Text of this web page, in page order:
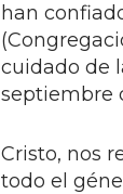
han
cuidado de
septiembre
Cristo, nos
todo el